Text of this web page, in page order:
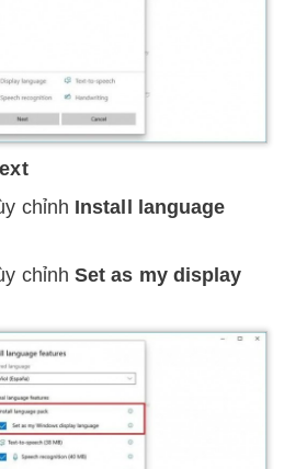
chỉnh Install language
chỉnhSet as my display